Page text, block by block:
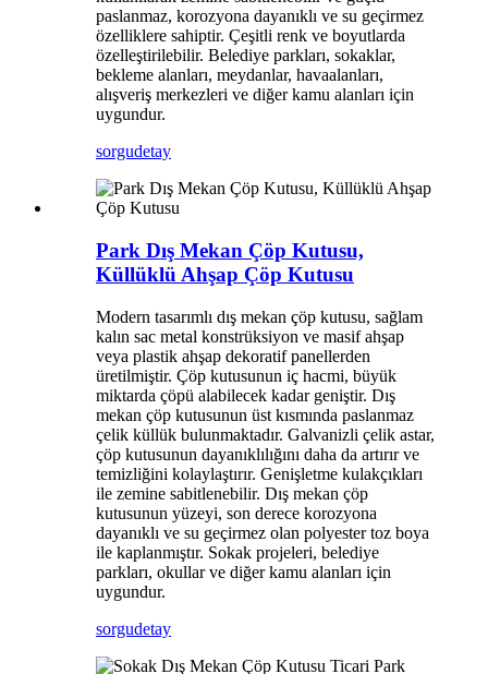
paslanmaz, korozyona dayanıklı ve su geçirmez
özelliklere sahiptir. Çeşitli renk ve boyutlarda
özelleştirilebilir. Belediye parkları, sokaklar,
bekleme alanları, meydanlar, havaalanları,
alışveriş merkezleri ve diğer kamu alanları için
uygundur.
sorgudetay
Park Dış Mekan Çöp Kutusu,
Küllüklü Ahşap Çöp Kutusu
Modern tasarımlı dış mekan çöp kutusu, sağlam
kalın sac metal konstrüksiyon ve masif ahşap
veya plastik ahşap dekoratif panellerden
üretilmiştir. Çöp kutusunun iç hacmi, büyük
miktarda çöpü alabilecek kadar geniştir. Dış
mekan çöp kutusunun üst kısmında paslanmaz
çelik küllük bulunmaktadır. Galvanizli çelik astar,
çöp kutusunun dayanıklılığını daha da artırır ve
temizliğini kolaylaştırır. Genişletme kulakçıkları
ile zemine sabitlenebilir. Dış mekan çöp
kutusunun yüzeyi, son derece korozyona
dayanıklı ve su geçirmez olan polyester toz boya
ile kaplanmıştır. Sokak projeleri, belediye
parkları, okullar ve diğer kamu alanları için
uygundur.
sorgudetay